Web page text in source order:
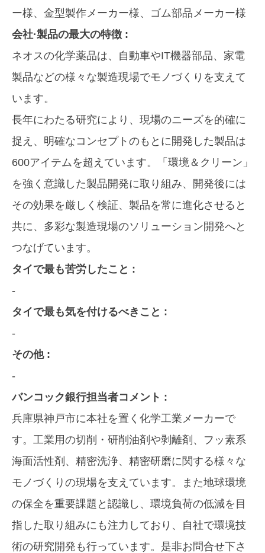
ー様、金型製作メーカー様、ゴム部品メーカー様
会社·製品の最大の特徴 :
ネオスの化学薬品は、自動車やIT機器部品、家電
製品などの様々な製造現場でモノづくりを支えて
います。
長年にわたる研究により、現場のニーズを的確に
捉え、明確なコンセプトのもとに開発した製品は
600アイテムを超えています。「環境＆クリーン」
を強く意識した製品開発に取り組み、開発後には
その効果を厳しく検証、製品を常に進化させると
共に、多彩な製造現場のソリューション開発へと
つなげています。
タイで最も苦労したこと :
-
タイで最も気を付けるべきこと :
-
その他 :
-
バンコック銀行担当者コメント :
兵庫県神戸市に本社を置く化学工業メーカーで
す。工業用の切削・研削油剤や剥離剤、フッ素系
海面活性剤、精密洗浄、精密研磨に関する様々な
モノづくりの現場を支えています。また地球環境
の保全を重要課題と認識し、環境負荷の低減を目
指した取り組みにも注力しており、自社で環境技
術の研究開発も行っています。是非お問合せ下さ